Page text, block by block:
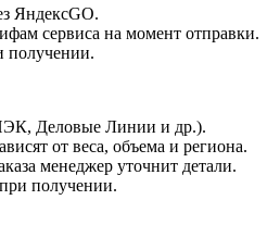
ЯндексGO.
сервиса на момент отправки.
получении.
Деловые Линии и др.).
от веса, объема и региона.
менеджер уточнит детали.
получении.